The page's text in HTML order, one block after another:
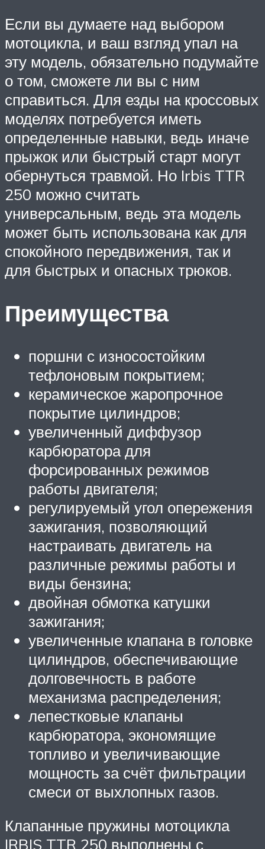
Если вы думаете над выбором
мотоцикла, и ваш взгляд упал на
эту модель, обязательно подумайте
о том, сможете ли вы с ним
справиться. Для езды на кроссовых
моделях потребуется иметь
определенные навыки, ведь иначе
прыжок или быстрый старт могут
обернуться травмой. Но Irbis TTR
250 можно считать
универсальным, ведь эта модель
может быть использована как для
спокойного передвижения, так и
для быстрых и опасных трюков.
Преимущества
поршни с износостойким
тефлоновым покрытием;
керамическое жаропрочное
покрытие цилиндров;
увеличенный диффузор
карбюратора для
форсированных режимов
работы двигателя;
регулируемый угол опережения
зажигания, позволяющий
настраивать двигатель на
различные режимы работы и
виды бензина;
двойная обмотка катушки
зажигания;
увеличенные клапана в головке
цилиндров, обеспечивающие
долговечность в работе
механизма распределения;
лепестковые клапаны
карбюратора, экономящие
топливо и увеличивающие
мощность за счёт фильтрации
смеси от выхлопных газов.
Клапанные пружины мотоцикла
IRBIS TTR 250 выполнены с